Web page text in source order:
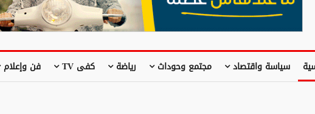
سياسة واقتصاد مجتمع وحوداث رياضة كفى TV فن وإعلام